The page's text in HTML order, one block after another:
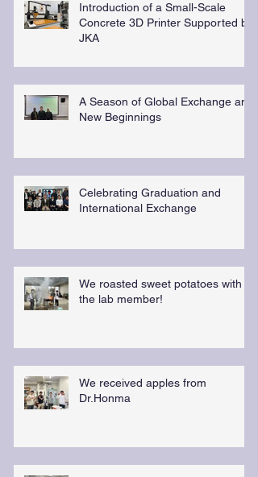
Introduction of a Small-Scale
Concrete 3D Printer Supported by
JKA
A Season of Global Exchange and
New Beginnings
Celebrating Graduation and
International Exchange
We roasted sweet potatoes with
the lab member!
We received apples from
Dr.Honma